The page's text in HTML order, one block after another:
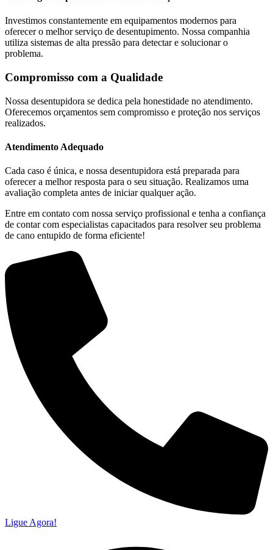
Investimos constantemente em equipamentos modernos para
oferecer o melhor serviço de desentupimento. Nossa companhia
utiliza sistemas de alta pressão para detectar e solucionar o
problema.
Compromisso com a Qualidade
Nossa desentupidora se dedica pela honestidade no atendimento.
Oferecemos orçamentos sem compromisso e proteção nos serviços
realizados.
Atendimento Adequado
Cada caso é única, e nossa desentupidora está preparada para
oferecer a melhor resposta para o seu situação. Realizamos uma
avaliação completa antes de iniciar qualquer ação.
Entre em contato com nossa serviço profissional e tenha a confiança
de contar com especialistas capacitados para resolver seu problema
de cano entupido de forma eficiente!
Ligue Agora!